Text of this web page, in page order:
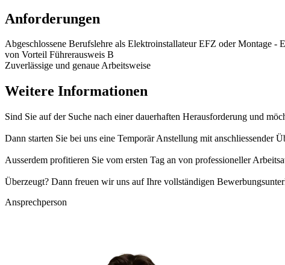
Anforderungen
Abgeschlossene Berufslehre als Elektroinstallateur EFZ oder Montage -
von Vorteil Führerausweis B
Zuverlässige und genaue Arbeitsweise
Weitere Informationen
Sind Sie auf der Suche nach einer dauerhaften Herausforderung und
Dann starten Sie bei uns eine Temporär Anstellung mit anschliessender
Ausserdem profitieren Sie vom ersten Tag an von professioneller
Überzeugt? Dann freuen wir uns auf Ihre vollständigen
Ansprechperson